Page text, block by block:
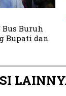
Bus Buruh
Bupati dan